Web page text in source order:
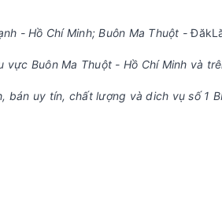
- Hồ Chí Minh; Buôn Ma Thuột -
Buôn Ma Thuột - Hồ Chí Minh và
bán uy tín, chất lượng và dich vụ số 1